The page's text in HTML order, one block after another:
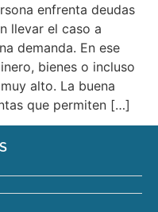
enfrenta deudas
llevar el caso a
demanda. En ese
bienes o incluso
alto. La buena
que permiten […]